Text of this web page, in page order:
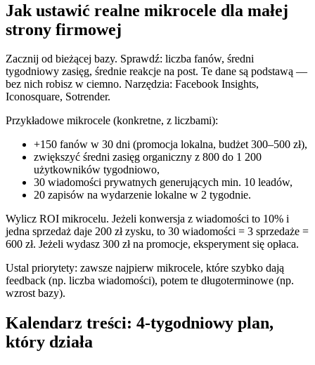
Jak ustawić realne mikrocele dla małej
strony firmowej
Zacznij od bieżącej bazy. Sprawdź: liczba fanów, średni
tygodniowy zasięg, średnie reakcje na post. Te dane są podstawą —
bez nich robisz w ciemno. Narzędzia: Facebook Insights,
Iconosquare, Sotrender.
Przykładowe mikrocele (konkretne, z liczbami):
+150 fanów w 30 dni (promocja lokalna, budżet 300–500 zł),
zwiększyć średni zasięg organiczny z 800 do 1 200
użytkowników tygodniowo,
30 wiadomości prywatnych generujących min. 10 leadów,
20 zapisów na wydarzenie lokalne w 2 tygodnie.
Wylicz ROI mikrocelu. Jeżeli konwersja z wiadomości to 10% i
jedna sprzedaż daje 200 zł zysku, to 30 wiadomości = 3 sprzedaże =
600 zł. Jeżeli wydasz 300 zł na promocje, eksperyment się opłaca.
Ustal priorytety: zawsze najpierw mikrocele, które szybko dają
feedback (np. liczba wiadomości), potem te długoterminowe (np.
wzrost bazy).
Kalendarz treści: 4-tygodniowy plan,
który działa